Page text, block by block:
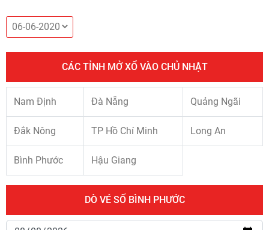
CÁC TỈNH MỞ XỔ VÀO CHỦ NHẬT
Nam Định Đà Nẵng Quảng Ngãi
Đắk Nông TP Hồ Chí Minh Long An
Bình Phước Hậu Giang
DÒ VÉ SỐ BÌNH PHƯỚC